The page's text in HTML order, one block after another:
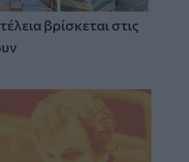
βρίσκεται στις